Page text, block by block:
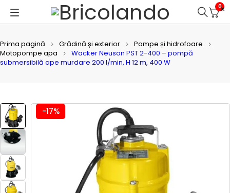
0
Prima pagină Grădină și exterior
Pompe și hidrofoare
Motopompe apa
Wacker Neuson PST 2-400 – pompă
submersibilă ape murdare 200 l/min, H 12 m, 400 W
-17%